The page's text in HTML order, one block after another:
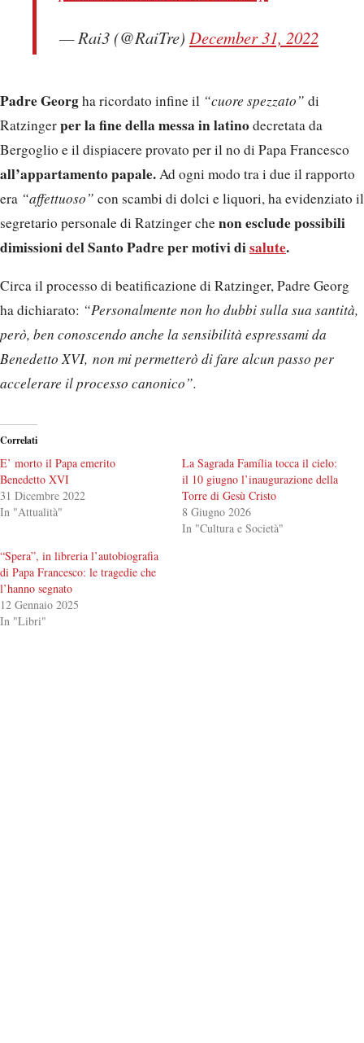
— Rai3 (@RaiTre) December 31, 2022
Padre Georgha ricordato infine il “cuore spezzato” di
Ratzingerper la fine della messa in latinodecretata da
Bergoglio e il dispiacere provato per il no di Papa Francesco
all’appartamento papale.Ad ogni modo tra i due il rapporto
era “affettuoso” con scambi di dolci e liquori, ha evidenziato il
segretario personale di Ratzinger chenon esclude possibili
dimissioni del Santo Padre per motivi disalute.
Circa il processo di beatificazione di Ratzinger, Padre Georg
ha dichiarato: “Personalmente non ho dubbi sulla sua santità,
però, ben conoscendo anche la sensibilità espressami da
Benedetto XVI, non mi permetterò di fare alcun passo per
accelerare il processo canonico”.
Correlati
E’ morto il Papa emerito
Benedetto XVI
31 Dicembre 2022
In "Attualità"
La Sagrada Família tocca il cielo:
il 10 giugno l’inaugurazione della
Torre di Gesù Cristo
8 Giugno 2026
In "Cultura e Società"
“Spera”, in libreria l’autobiografia
di Papa Francesco: le tragedie che
l’hanno segnato
12 Gennaio 2025
In "Libri"